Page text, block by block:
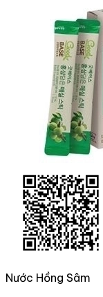
Nước Hồng Sâm